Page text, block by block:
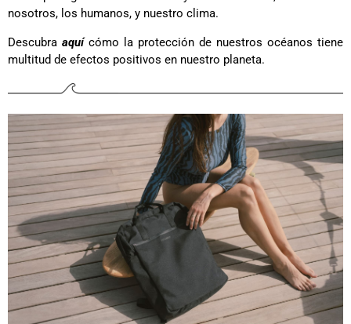
nosotros, los humanos, y nuestro clima.
Descubra aquícómo la protección de nuestros océanos tiene
multitud de efectos positivos en nuestro planeta.